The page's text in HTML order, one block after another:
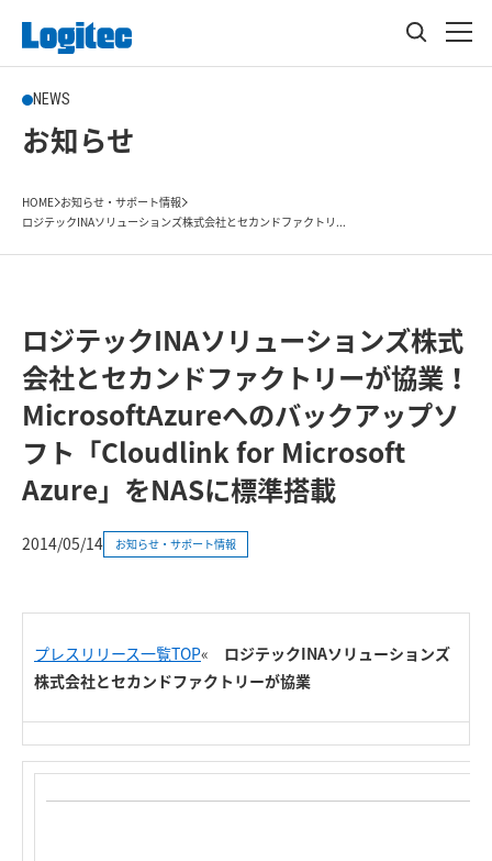
NEWS
お知らせ
HOME お知らせ・サポート情報
ロジテックINAソリューションズ株式会社とセカンドファクトリ...
ロジテックINAソリューションズ株式
会社とセカンドファクトリーが協業！
MicrosoftAzureへのバックアップソ
フト「Cloudlink for Microsoft
Azure」をNASに標準搭載
2014/05/14 お知らせ・サポート情報
プレスリリース一覧TOP«
ロジテックINAソリューションズ
株式会社とセカンドファクトリーが協業